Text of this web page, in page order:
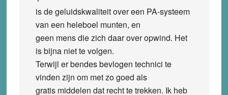
is de geluidskwaliteit over een PA-systeem
van een heleboel munten, en
geen mens die zich daar over opwind. Het
is bijna niet te volgen.
Terwijl er bendes bevlogen technici te
vinden zijn om met zo goed als
gratis middelen dat recht te trekken. Ik heb